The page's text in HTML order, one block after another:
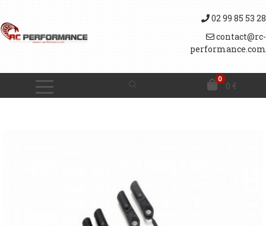
02 99 85 53 28
contact@rc-
performance.com
0
0 €